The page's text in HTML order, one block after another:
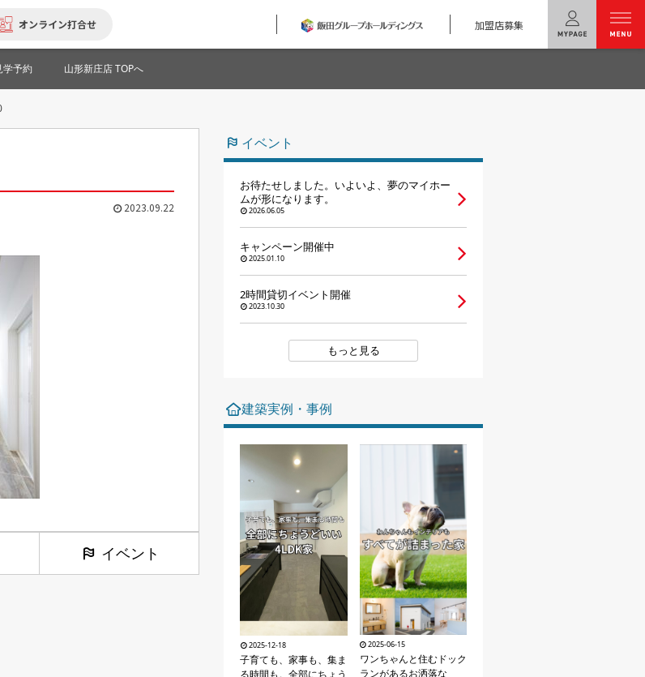
オンライン打合せ 加盟店募集
テクノロジー
建築実例
キャンペーン・コラボ情報
企業情報
お問い合わせ
学予約 山形新庄店 TOPへ
2023.09.22
イベント
イベント
お待たせしました。いよいよ、夢のマイホー
ムが形になります。
2026.06.05
キャンペーン開催中
2025.01.10
2時間貸切イベント開催
2023.10.30
もっと見る
建築実例・事例
2025-12-18
子育ても、家事も、集ま
る時間も。全部にちょう
2025-06-15
ワンちゃんと住むドック
ランがあるお洒落な